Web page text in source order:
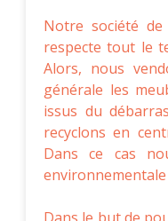
Notre société
respecte tout le
Alors, nous
générale les
issus du
recyclons en
Dans ce cas
environnementale